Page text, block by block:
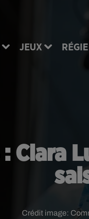
JEUX
Clara
Crédit image: